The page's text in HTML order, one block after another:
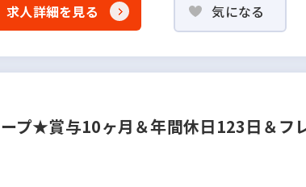
求人詳細を見る 気になる
プ★賞与10ヶ月＆年間休日123日＆フ